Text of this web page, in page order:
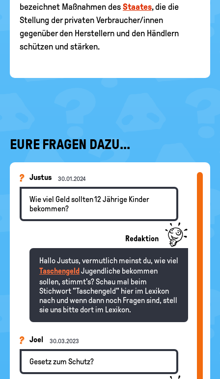
bezeichnet Maßnahmen des Staates, die die
Stellung der privaten Verbraucher/innen
gegenüber den Herstellern und den Händlern
schützen und stärken.
EURE FRAGEN DAZU...
Justus 30.01.2024
Wie viel Geld sollten 12 Jährige Kinder
bekommen?
Redaktion
Hallo Justus, vermutlich meinst du, wie viel
Taschengeld Jugendliche bekommen
sollen, stimmt's? Schau mal beim
Stichwort "Taschengeld" hier im Lexikon
nach und wenn dann noch Fragen sind, stell
sie uns bitte dort im Lexikon.
Joel 30.03.2023
Gesetz zum Schutz?